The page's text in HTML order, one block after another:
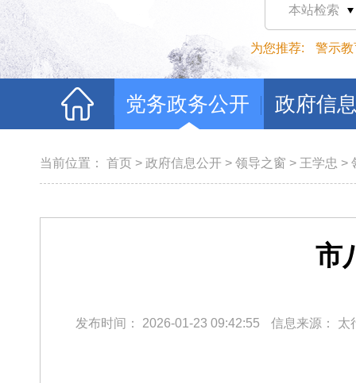
本站检索
为您推荐: 警示教
党务政务公开 政府信
当前位置： 首页 > 政府信息公开 > 领导之窗 > 王学忠 >
市
发布时间： 2026-01-23 09:42:55 信息来源： 太